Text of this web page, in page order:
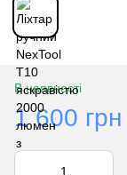
В наявності
1 600 грн